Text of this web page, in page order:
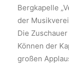
Bergkapelle
der
Die
Können der
großen